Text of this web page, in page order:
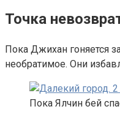
Точка
Пока Джихан гоняется
необратимое. Они
Пока Ялчин бей